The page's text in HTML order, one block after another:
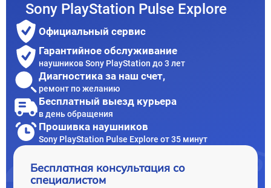
Sony PlayStation Pulse Explore
Официальный сервис
Гарантийное обслуживание
наушников Sony PlayStation до 3 лет
Диагностика за наш счет,
ремонт по желанию
Бесплатный выезд курьера
в день обращения
Прошивка наушников
Sony PlayStation Pulse Explore от 35 минут
Бесплатная консультация со
специалистом